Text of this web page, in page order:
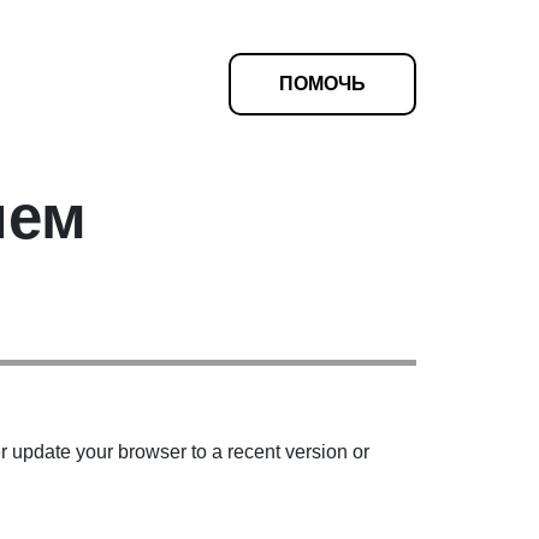
ПОМОЧЬ
update your browser to a recent version or